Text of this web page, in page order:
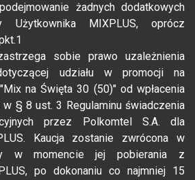
żadnych dodatkowych
MIXPLUS, oprócz
sobie prawo uzależnienia
udziału w promocji na
na Święta 30 (50)" od wpłacenia
w § 8 ust. 3 Regulaminu świadczenia
przez Polkomtel S.A. dla
Kaucja zostanie zwrócona w
w momencie jej pobierania z
po dokonaniu co najmniej 15